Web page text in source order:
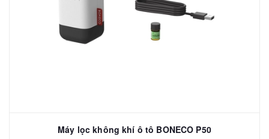
Máy lọc không khí ô tô BONECO P50